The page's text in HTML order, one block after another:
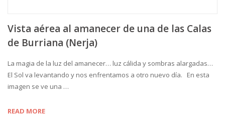
Vista aérea al amanecer de una de las Calas
de Burriana (Nerja)
La magia de la luz del amanecer… luz cálida y sombras alargadas…
El Sol va levantando y nos enfrentamos a otro nuevo día. En esta
imagen se ve una …
READ MORE